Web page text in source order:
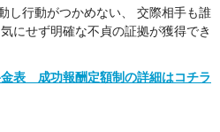
し行動がつかめない、 交際相手も誰
にせず明確な不貞の証拠が獲得でき
表 成功報酬定額制の詳細はコチラ